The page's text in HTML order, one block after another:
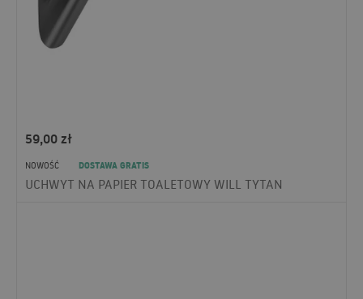
59,00zł
NOWOŚĆ
DOSTAWA GRATIS
UCHWYT NA PAPIER TOALETOWY WILL TYTAN